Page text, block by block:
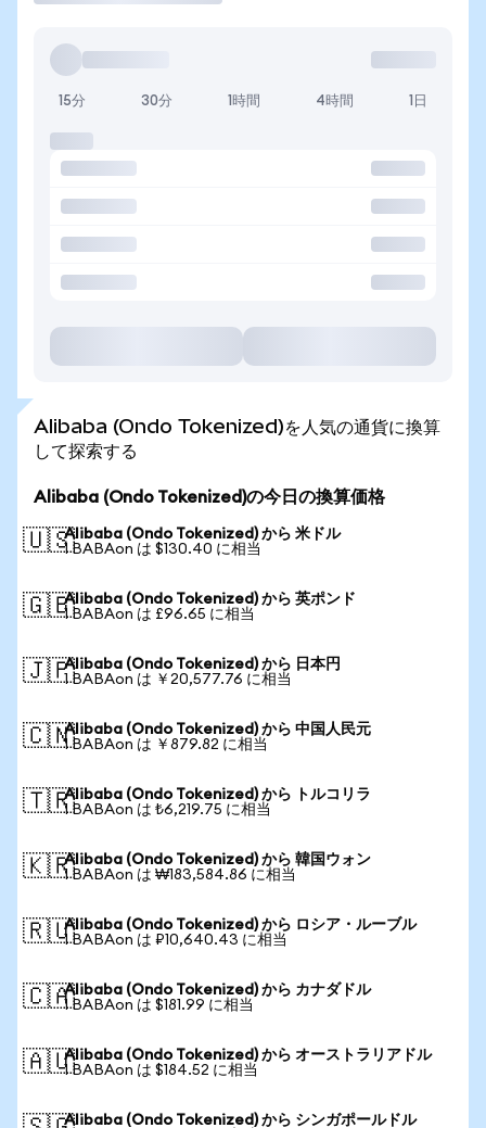
15分 30分 1時間 4時間 1日
Alibaba (Ondo Tokenized)を人気の通貨に換算
して探索する
Alibaba (Ondo Tokenized)の今日の換算価格
🇺🇸Alibaba (Ondo Tokenized) から 米ドル
1 BABAon は $130.40 に相当
🇬🇧Alibaba (Ondo Tokenized) から 英ポンド
1 BABAon は £96.65 に相当
🇯🇵Alibaba (Ondo Tokenized) から 日本円
1 BABAon は ￥20,577.76 に相当
🇨🇳Alibaba (Ondo Tokenized) から 中国人民元
1 BABAon は ￥879.82 に相当
🇹🇷Alibaba (Ondo Tokenized) から トルコリラ
1 BABAon は ₺6,219.75 に相当
🇰🇷Alibaba (Ondo Tokenized) から 韓国ウォン
1 BABAon は ₩183,584.86 に相当
🇷🇺Alibaba (Ondo Tokenized) から ロシア・ルーブル
1 BABAon は ₽10,640.43 に相当
🇨🇦Alibaba (Ondo Tokenized) から カナダドル
1 BABAon は $181.99 に相当
🇦🇺Alibaba (Ondo Tokenized) から オーストラリアドル
1 BABAon は $184.52 に相当
Alibaba (Ondo Tokenized) から シンガポールドル